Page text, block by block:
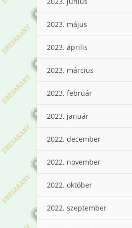
2023. május
2023. április
2023. március
2023. február
2023. január
2022. december
2022. november
2022. október
2022. szeptember